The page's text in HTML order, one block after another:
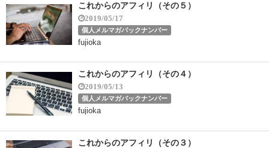
これからのアフィリ（その５）
2019/05/17
個人メルマガバックナンバー
fujioka
これからのアフィリ（その４）
2019/05/13
個人メルマガバックナンバー
fujioka
これからのアフィリ（その３）